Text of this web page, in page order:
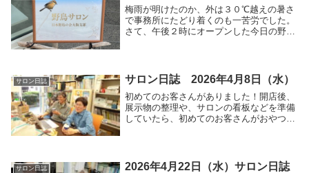
梅雨が明けたのか、外は３０℃越えの暑さ
で事務所にたどり着くのも一苦労でした。
さて、午後２時にオープンした今日の野鳥
の関係者の...
サロン日誌 サロン日誌 2026年4月8日（水）
初めてのお客さんがありました！開店後、
展示物の整理や、サロンの看板などを準備
していたら、初めてのお客さんがおやつ持
お話で盛り...
サロン日誌 2026年4月22日（水）サロン日誌